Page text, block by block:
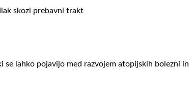
skozi prebavni trakt
lahko pojavijo med razvojem atopijskih bolezni in